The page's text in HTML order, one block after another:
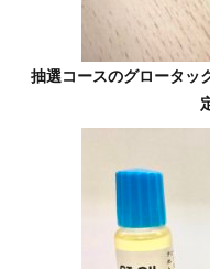
抽選コースのグロータッ